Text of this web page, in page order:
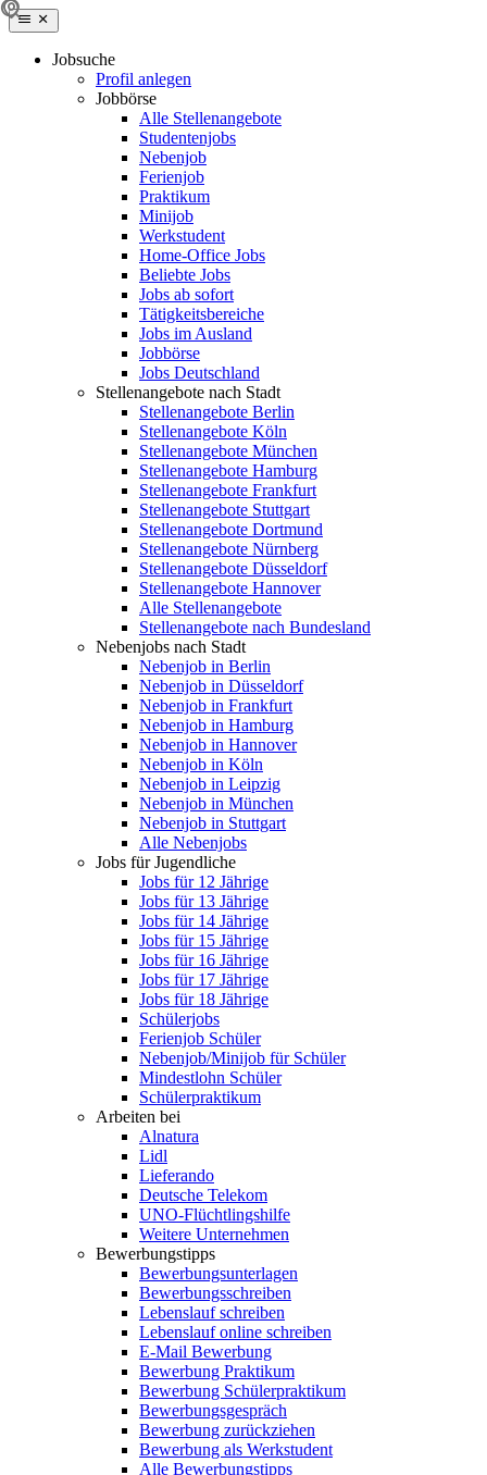
Jobsuche
Profil anlegen
Jobbörse
Alle Stellenangebote
Studentenjobs
Nebenjob
Ferienjob
Praktikum
Minijob
Werkstudent
Home-Office Jobs
Beliebte Jobs
Jobs ab sofort
Tätigkeitsbereiche
Jobs im Ausland
Jobbörse
Jobs Deutschland
Stellenangebote nach Stadt
Stellenangebote Berlin
Stellenangebote Köln
Stellenangebote München
Stellenangebote Hamburg
Stellenangebote Frankfurt
Stellenangebote Stuttgart
Stellenangebote Dortmund
Stellenangebote Nürnberg
Stellenangebote Düsseldorf
Stellenangebote Hannover
Alle Stellenangebote
Stellenangebote nach Bundesland
Nebenjobs nach Stadt
Nebenjob in Berlin
Nebenjob in Düsseldorf
Nebenjob in Frankfurt
Nebenjob in Hamburg
Nebenjob in Hannover
Nebenjob in Köln
Nebenjob in Leipzig
Nebenjob in München
Nebenjob in Stuttgart
Alle Nebenjobs
Jobs für Jugendliche
Jobs für 12 Jährige
Jobs für 13 Jährige
Jobs für 14 Jährige
Jobs für 15 Jährige
Jobs für 16 Jährige
Jobs für 17 Jährige
Jobs für 18 Jährige
Schülerjobs
Ferienjob Schüler
Nebenjob/Minijob für Schüler
Mindestlohn Schüler
Schülerpraktikum
Arbeiten bei
Alnatura
Lidl
Lieferando
Deutsche Telekom
UNO-Flüchtlingshilfe
Weitere Unternehmen
Bewerbungstipps
Bewerbungsunterlagen
Bewerbungsschreiben
Lebenslauf schreiben
Lebenslauf online schreiben
E-Mail Bewerbung
Bewerbung Praktikum
Bewerbung Schülerpraktikum
Bewerbungsgespräch
Bewerbung zurückziehen
Bewerbung als Werkstudent
Alle Bewerbungstipps